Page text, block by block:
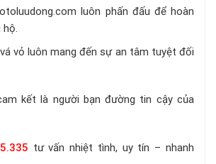
luôn phấn đấu để hoàn
hộ.
vỏ luôn mang đến sự an tâm tuyệt đối
kết là người bạn đường tin cậy của
tư vấn nhiệt tình, uy tín – nhanh